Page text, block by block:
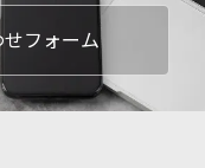
フォーム